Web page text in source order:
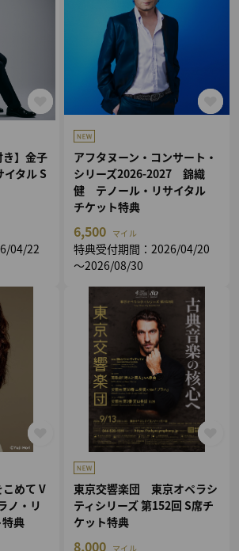
き】金子
イタル S
04/22
アフタヌーン・コンサート・
シリーズ2026-2027 錦織
健 テノール・リサイタル
チケット特典
6,500 マイル
特典受付期間：2026/04/20
～2026/08/30
めて V
ノ・リ
典
東京交響楽団 東京オペラシ
ティシリーズ 第152回 S席チ
ケット特典
8,000 マイル